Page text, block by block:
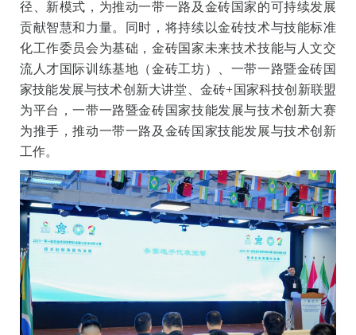
径、新模式，为推动一带一路及金砖国家的可持续发展
贡献智慧和力量。同时，将持续以金砖技术与技能标准
化工作委员会为基础，金砖国家未来技术技能与人文交
流人才国际训练基地（金砖工坊）、一带一路暨金砖国
家技能发展与技术创新大讲堂、金砖+国家科技创新联盟
为平台，一带一路暨金砖国家技能发展与技术创新大赛
为推手，推动一带一路及金砖国家技能发展与技术创新
工作。